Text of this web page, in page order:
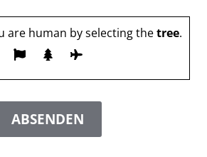
are human by selecting thetree.